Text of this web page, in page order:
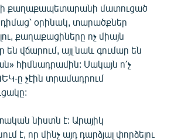
քաղաքապետարանի մատուցած
դիմաց՝ օրինակ, տարածքներ
քաղաքացիները ոչ միայն
վճարում, այլ նաև գումար են
հիմնադրամին: Սակայն ո՛չ
ը չէին տրամադրում
նիստն է: Արայիկ
է, որ մինչ այդ դարձյալ փորձելու